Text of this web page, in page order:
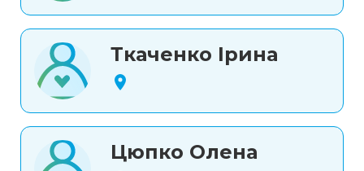
Ткаченко Ірина
Цюпко Олена